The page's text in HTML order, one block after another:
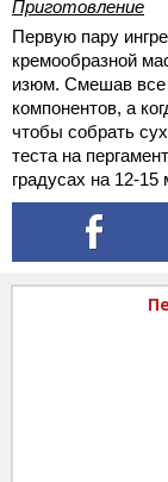
Приготовление
Первую пару
кремообразной
изюм. Смешав все
компонентов, а
чтобы собрать
теста на
градусах на 12-15